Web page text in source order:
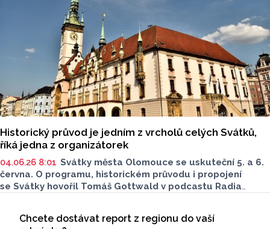
Historický průvod je jedním z vrcholů celých Svátků,
říká jedna z organizátorek
04.06.26 8:01 Svátky města Olomouce se uskuteční 5. a 6.
června. O programu, historickém průvodu i propojení
se Svátky hovořil Tomáš Gottwald v podcastu Radia
Olomouce.
Odběr newsletteru
Chcete dostávat report z regionu do vaší